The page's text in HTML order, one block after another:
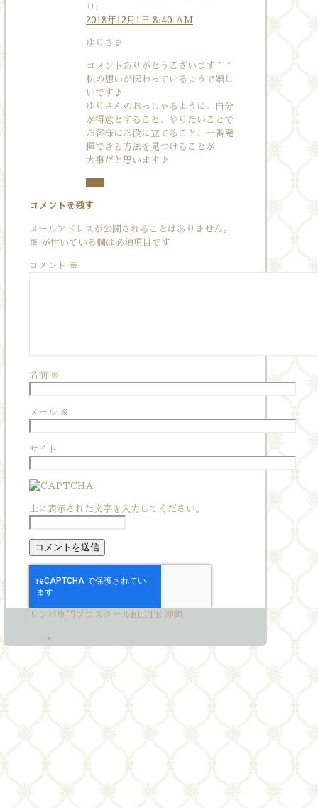
り:
2018年12月1日 8:40 AM
ゆりさま
コメントありがとうございます＾＾
私の想いが伝わっているようで嬉し
いです♪
ゆりさんのおっしゃるように、自分
が得意とすること、やりたいことで
お客様にお役に立てること、一番発
揮できる方法を見つけることが
大事だと思います♪
コメントを残す
メールアドレスが公開されることはありません。
※
が付いている欄は必須項目です
コメント ※
名前 ※
メール ※
サイト
上に表示された文字を入力してください。
リンパ専門プロスクールELITE 沖縄